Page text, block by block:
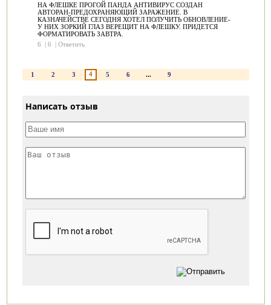
НА ФЛЕШКЕ ПРОГОЙ ПАНДА АНТИВИРУС СОЗДАН
АВТОРАН-ПРЕДОХРАНЯЮЩИЙ ЗАРАЖЕНИЕ. В
КАЗНАЧЕЙСТВЕ СЕГОДНЯ ХОТЕЛ ПОЛУЧИТЬ ОБНОВЛЕНИЕ-
У НИХ ЗОРКИЙ ГЛАЗ ВЕРЕЩИТ НА ФЛЕШКУ. ПРИДЕТСЯ
ФОРМАТИРОВАТЬ ЗАВТРА.
6
| 6 | Ответить
1 2 3 4 5 6 ... 9
Написать отзыв